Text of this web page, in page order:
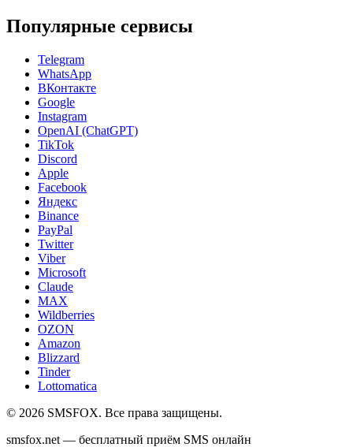
Популярные сервисы
Telegram
WhatsApp
ВКонтакте
Google
Instagram
OpenAI (ChatGPT)
TikTok
Discord
Apple
Facebook
Яндекс
Binance
PayPal
Twitter
Viber
Microsoft
Claude
MAX
Wildberries
OZON
Amazon
Blizzard
Tinder
Lottomatica
© 2026 SMSFOX. Все права защищены.
smsfox.net — бесплатный приём SMS онлайн